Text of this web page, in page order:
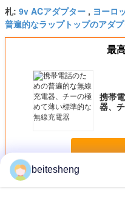
札: 9v ACアダプター , ヨーロ
普遍的なラップトップのアダ
最
携帯
器、
多くユニバーサルAC電源
beitesheng